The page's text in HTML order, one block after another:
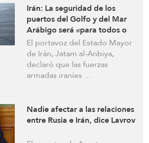
Irán: La seguridad de los
puertos del Golfo y del Mar
Arábigo será «para todos o
para nadie»
El portavoz del Estado Mayor
de Irán, Jatam al-Anbiya,
declaró que las fuerzas
armadas iraníes …
Nadie afectar a las relaciones
entre Rusia e Irán, dice Lavrov